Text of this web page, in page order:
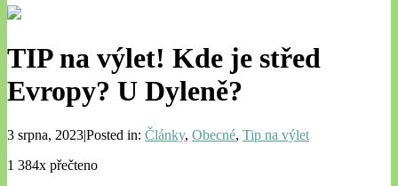
TIP na výlet! Kde je střed
Evropy? U Dyleně?
3 srpna, 2023|Posted in: Články, Obecné, Tip na výlet
1 384x přečteno